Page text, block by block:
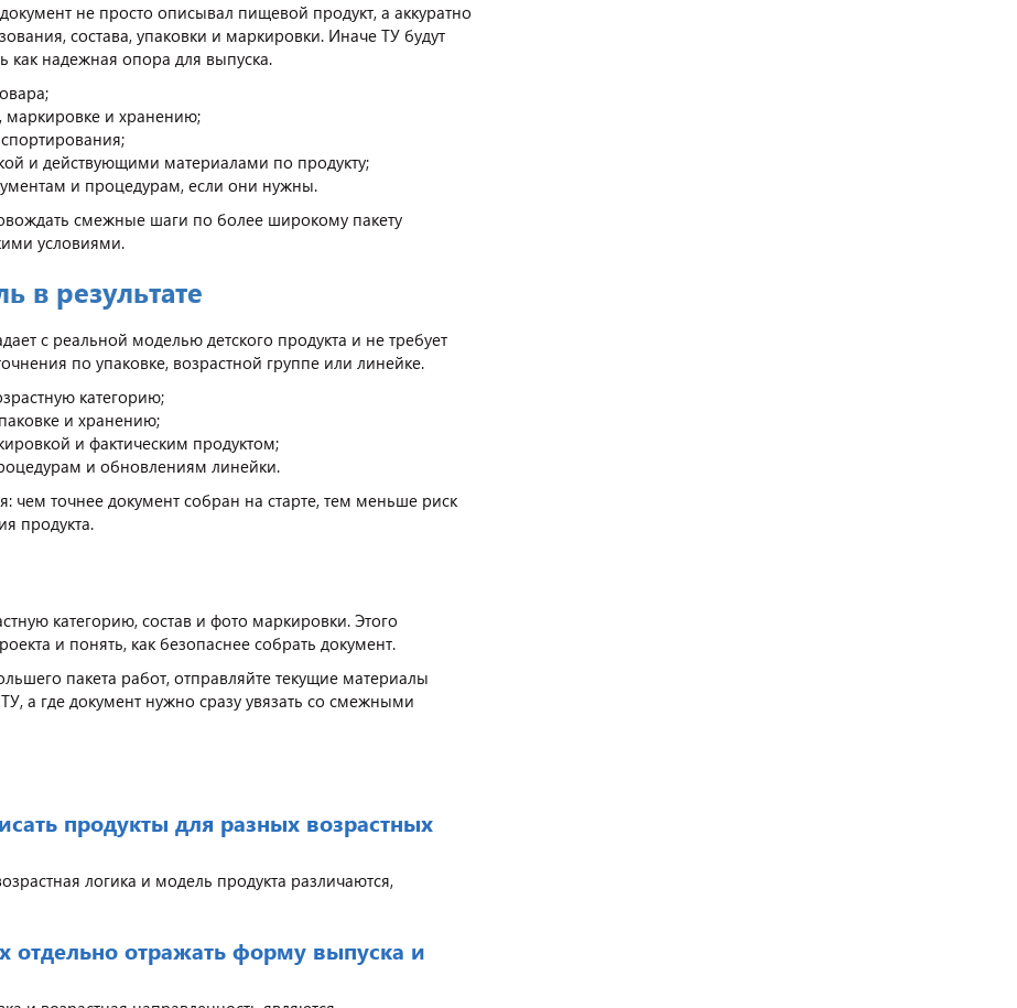
не просто описывал пищевой продукт, а аккуратно
состава, упаковки и маркировки. Иначе ТУ будут
как надежная опора для выпуска.
маркировке и хранению;
и действующими материалами по продукту;
и процедурам, если они нужны.
смежные шаги по более широкому пакету
условиями.
в результате
с реальной моделью детского продукта и не требует
по упаковке, возрастной группе или линейке.
категорию;
и хранению;
и фактическим продуктом;
и обновлениям линейки.
чем точнее документ собран на старте, тем меньше риск
продукта.
категорию, состав и фото маркировки. Этого
и понять, как безопаснее собрать документ.
пакета работ, отправляйте текущие материалы
а где документ нужно сразу увязать со смежными
продукты для разных возрастных
логика и модель продукта различаются,
отдельно отражать форму выпуска и